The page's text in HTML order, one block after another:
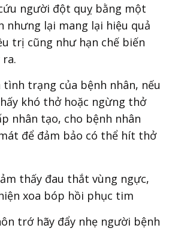
người đột quỵ bằng một
nhưng lại mang lại hiệu quả
trị cũng như hạn chế biến
trạng của bệnh nhân, nếu
khó thở hoặc ngừng thở
nhân tạo, cho bệnh nhân
để đảm bảo có thể hít thở
thấy đau thắt vùng ngực,
xoa bóp hồi phục tim
trớ hãy đẩy nhẹ người bệnh